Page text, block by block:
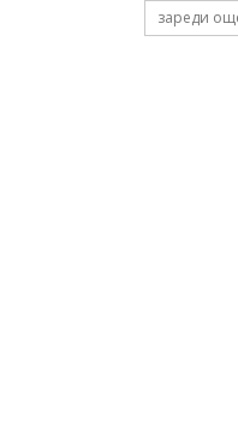
зареди